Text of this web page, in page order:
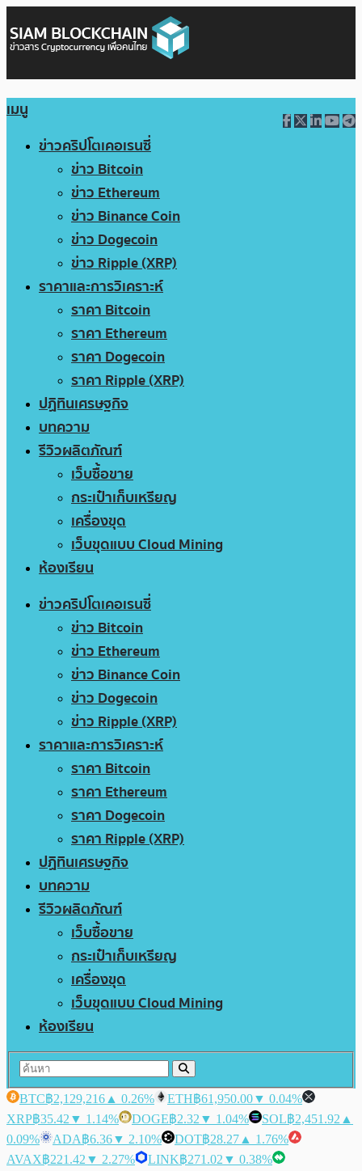
เมนู
ข่าวคริปโตเคอเรนซี่
ข่าว Bitcoin
ข่าว Ethereum
ข่าว Binance Coin
ข่าว Dogecoin
ข่าว Ripple (XRP)
ราคาและการวิเคราะห์
ราคา Bitcoin
ราคา Ethereum
ราคา Dogecoin
ราคา Ripple (XRP)
ปฏิทินเศรษฐกิจ
บทความ
รีวิวผลิตภัณฑ์
เว็บซื้อขาย
กระเป๋าเก็บเหรียญ
เครื่องขุด
เว็บขุดแบบ Cloud Mining
ห้องเรียน
ข่าวคริปโตเคอเรนซี่
ข่าว Bitcoin
ข่าว Ethereum
ข่าว Binance Coin
ข่าว Dogecoin
ข่าว Ripple (XRP)
ราคาและการวิเคราะห์
ราคา Bitcoin
ราคา Ethereum
ราคา Dogecoin
ราคา Ripple (XRP)
ปฏิทินเศรษฐกิจ
บทความ
รีวิวผลิตภัณฑ์
เว็บซื้อขาย
กระเป๋าเก็บเหรียญ
เครื่องขุด
เว็บขุดแบบ Cloud Mining
ห้องเรียน
BTC฿2,129,216 ▲ 0.26% ETH฿61,950.00▼ 0.04%
XRP฿35.42 ▼ 1.14% DOGE฿2.32 ▼ 1.04% SOL฿2,451.92 ▲
0.09%
ADA฿6.36▼ 2.10% DOT฿28.27 ▲ 1.76%
AVAX฿221.42 ▼ 2.27% LINK฿271.02 ▼ 0.38%